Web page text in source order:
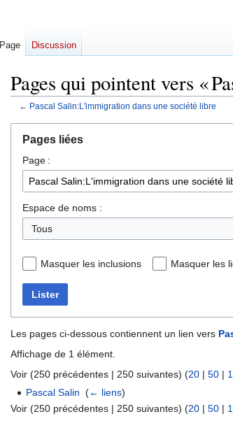
Pages qui pointent vers «
← Pascal Salin:L'immigration dans une société libre
navigation
recherche
Pages liées
Page :
Espace de noms :
Tous
Masquer les inclusions Masquer les
Lister
Les pages ci-dessous contiennent un lien vers
Affichage de 1 élément.
Voir (250 précédentes | 250 suivantes) (20 | 50 |
Pascal Salin ‎(← liens)
Voir (250 précédentes | 250 suivantes) (20 | 50 |
Page Discussion